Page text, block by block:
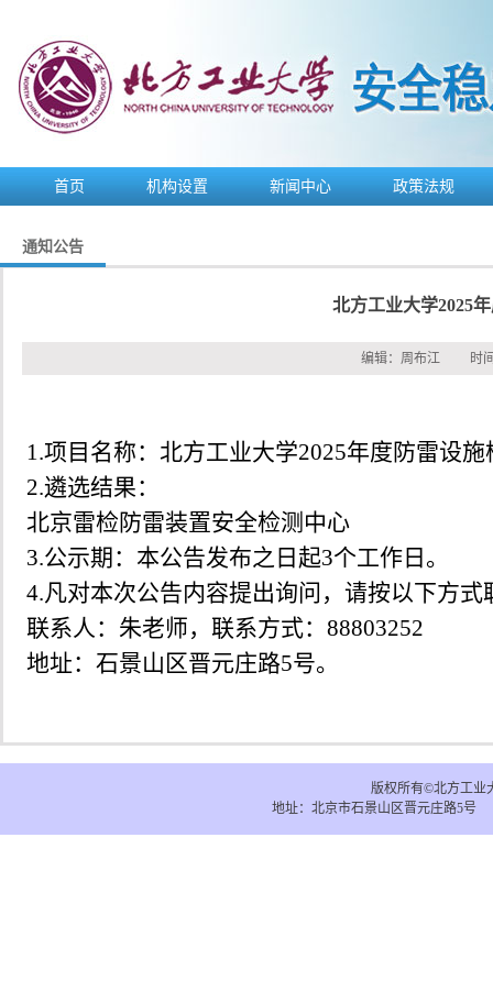
首页 机构设置 新闻中心 政策法规
通知公告
北方工业大学2025
编辑： 周布江 时间
1.项目名称：北方工业大学2025年度防雷设施
2.遴选结果：
北京雷检防雷装置安全检测中心
3.公示期：本公告发布之日起3个工作日。
4.凡对本次公告内容提出询问，请按以下方式
联系人：朱老师，联系方式： 88803252
地址：石景山区晋元庄路5号。
版权所有©北方工业
地址：北京市石景山区晋元庄路5